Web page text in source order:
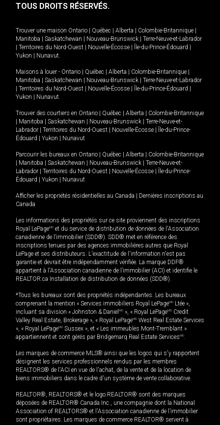
TOUS DROITS RÉSERVÉS.
Trouver une maison Ontario Québec Alberta Colombie-Britannique
Manitoba
Saskatchewan Nouveau-Brunswick
Terre-Neuve-et-Labrador
Territoires du Nord-Ouest Nouvelle-Écosse Île-du-Prince-Édouard
Yukon
Nunavut.
Maisons à louer - Ontario Québec Alberta Colombie-Britannique
Manitoba
Saskatchewan Nouveau-Brunswick
Terre-Neuve-et-Labrador
Territoires du Nord-Ouest Nouvelle-Écosse Île-du-Prince-Édouard
Yukon
Nunavut.
Trouver des courtiers en Ontario Québec Alberta
Colombie-Britannique
Manitoba Saskatchewan Nouveau-Brunswick
Terre-Neuve-et-
Labrador
Territoires du Nord-Ouest Nouvelle-Écosse
Île-du-Prince-
Édouard
Yukon Nunavut
Parcourir les bureaux en Ontario Québec Alberta
Colombie-Britannique
Manitoba Saskatchewan Nouveau-Brunswick
Terre-Neuve-et-
Labrador
Territoires du Nord-Ouest Nouvelle-Écosse
Île-du-Prince-
Édouard
Yukon Nunavut
Afficher les propriétés résidentielles au Canada
Dernières inscriptions au
Canada
Les informations des propriétés sur ce site proviennent des inscriptions
Royal LePageMD et du service de distribution de données de l'Association
canadienne de l’immobilier (SDD®). SDD® met en référence des
inscriptions tenues par des agences immobilières autres que Royal
LePage et ses distributeurs. L'exactitude de l'information n'est pas
garantie et devrait être indépendamment vérifiée. La marque DDF®
appartient à l'Association canadienne de l’immobilier (ACI) et identifie le
REALTOR.ca Installation de distribution de données (SDD®).
*Tous les bureaux sont des propriétés indépendantes. Les bureaux
comprenant la mention « Services immobiliers Royal LePageMD Ltée »,
incluant sa division « Johnston & Daniel MD », « Royal LePageMD Credit
Valley Real Estate, Brokerage », « Royal LePageMD West Real Estate Services
», « Royal LePageMD Sussex », et « Les immeubles Mont-Tremblant »
appartiennent et sont gérés par Bridgemarq Real Estate ServicesMD.
Les marques de commerce MLS® ainsi que les logos qui s'y rapportent
désignent les services professionnels rendus par les membres
REALTORS® de l'ACI en vue de l'achat, de la vente et de la location de
biens immobiliers dans le cadre d'un système de vente collaborative.
REALTOR®, REALTORS® et le logo REALTOR® sont des marques
déposées de REALTOR® Canada Inc., une compagnie dont la National
Association of REALTORS® et l'Association canadienne de l’immobilier
sont propriétaires. Les marques de commerce REALTOR® servent à